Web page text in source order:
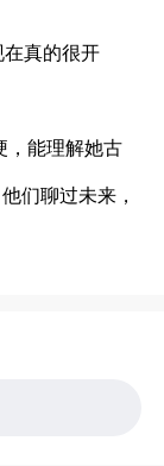
在真的很开
，能理解她古
们聊过未来，